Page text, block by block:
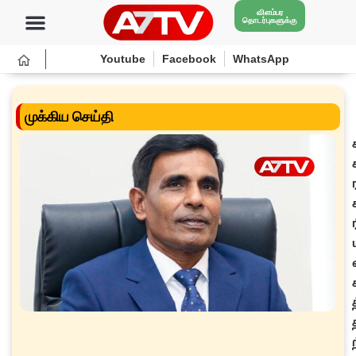
விளம்பர
தொடர்புகளுக்கு
Youtube Facebook WhatsApp
முக்கிய செய்தி